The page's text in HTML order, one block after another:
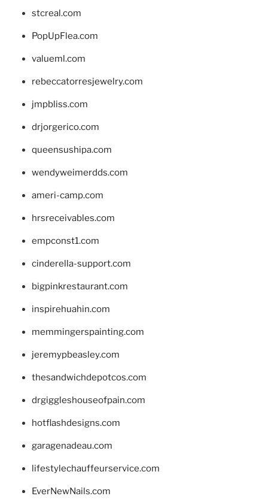
stcreal.com
PopUpFlea.com
valueml.com
rebeccatorresjewelry.com
jmpbliss.com
drjorgerico.com
queensushipa.com
wendyweimerdds.com
ameri-camp.com
hrsreceivables.com
empconst1.com
cinderella-support.com
bigpinkrestaurant.com
inspirehuahin.com
memmingerspainting.com
jeremypbeasley.com
thesandwichdepotcos.com
drgiggleshouseofpain.com
hotflashdesigns.com
garagenadeau.com
lifestylechauffeurservice.com
EverNewNails.com